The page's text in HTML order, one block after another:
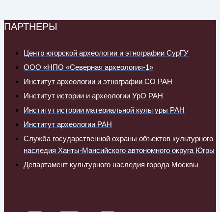
ПАРТНЕРЫ
Центр югорской археологии и этнографии СурГУ
ООО «НПО «Северная археология-1»
Институт археологии и этнографии СО РАН
Институт истории и археологии УрО РАН
Институт истории материальной культуры РАН
Институт археологии РАН
Служба государственной охраны объектов культурного
наследия Ханты-Мансийского автономного округа Югры
Департамент культурного наследия города Москвы